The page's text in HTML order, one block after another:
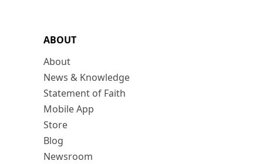
ABOUT
About
News & Knowledge
Statement of Faith
Mobile App
Store
Blog
Newsroom